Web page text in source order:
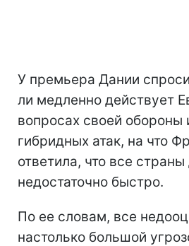
У премьера Дании
ли медленно действует
вопросах своей обороны
гибридных атак, на что
ответила, что все
недостаточно быстро.
По ее словам, все
настолько большой